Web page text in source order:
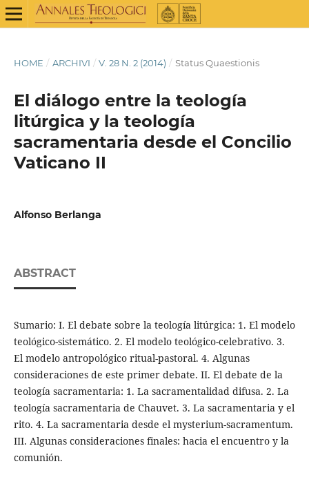
HOME / ARCHIVI / V. 28 N. 2 (2014) / Status Quaestionis
El diálogo entre la teología
litúrgica y la teología
sacramentaria desde el Concilio
Vaticano II
Alfonso Berlanga
ABSTRACT
Sumario: I. El debate sobre la teología litúrgica: 1. El modelo
teológico-sistemático. 2. El modelo teológico-celebrativo. 3.
El modelo antropológico ritual-pastoral. 4. Algunas
consideraciones de este primer debate. II. El debate de la
teología sacramentaria: 1. La sacramentalidad difusa. 2. La
teología sacramentaria de Chauvet. 3. La sacramentaria y el
rito. 4. La sacramentaria desde el mysterium-sacramentum.
III. Algunas consideraciones finales: hacia el encuentro y la
comunión.